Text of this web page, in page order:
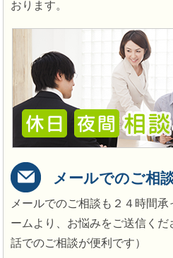
おります。
メールでのご相
メールでのご相談も２４時間
ームより、お悩みをご送信く
話でのご相談が便利です）